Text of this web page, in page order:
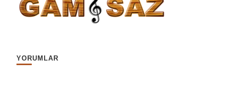
YORUMLAR